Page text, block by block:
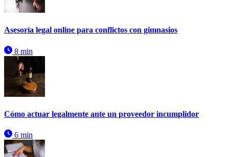
Asesoría legal online para conflictos con gimnasios
8 min
Cómo actuar legalmente ante un proveedor incumplidor
6 min